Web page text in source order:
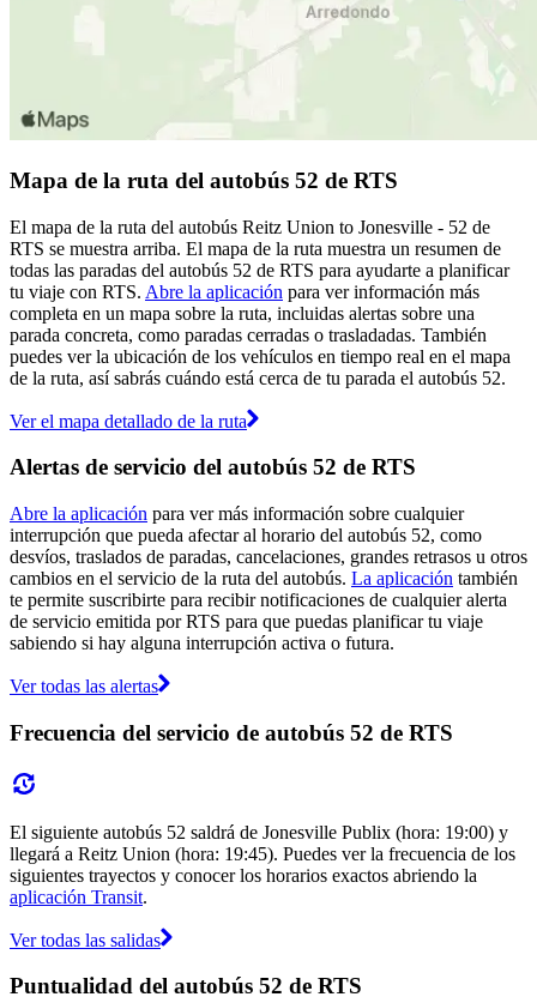
Mapa de la ruta del autobús 52 de RTS
El mapa de la ruta del autobús Reitz Union to Jonesville - 52 de
RTS se muestra arriba. El mapa de la ruta muestra un resumen de
todas las paradas del autobús 52 de RTS para ayudarte a planificar
tu viaje con RTS. Abre la aplicación para ver información más
completa en un mapa sobre la ruta, incluidas alertas sobre una
parada concreta, como paradas cerradas o trasladadas. También
puedes ver la ubicación de los vehículos en tiempo real en el mapa
de la ruta, así sabrás cuándo está cerca de tu parada el autobús 52.
Ver el mapa detallado de la ruta
Alertas de servicio del autobús 52 de RTS
Abre la aplicación para ver más información sobre cualquier
interrupción que pueda afectar al horario del autobús 52, como
desvíos, traslados de paradas, cancelaciones, grandes retrasos u otros
cambios en el servicio de la ruta del autobús. La aplicación también
te permite suscribirte para recibir notificaciones de cualquier alerta
de servicio emitida por RTS para que puedas planificar tu viaje
sabiendo si hay alguna interrupción activa o futura.
Ver todas las alertas
Frecuencia del servicio de autobús 52 de RTS
El siguiente autobús 52 saldrá de Jonesville Publix (hora: 19:00) y
llegará a Reitz Union (hora: 19:45). Puedes ver la frecuencia de los
siguientes trayectos y conocer los horarios exactos abriendo la
aplicación Transit.
Ver todas las salidas
Puntualidad del autobús 52 de RTS